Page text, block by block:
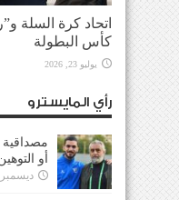
اتحاد كرة السلة
كأس البطولة
يوليو 23, 2026
رأي المايسترو
أو
ديسمبر 22, 2025